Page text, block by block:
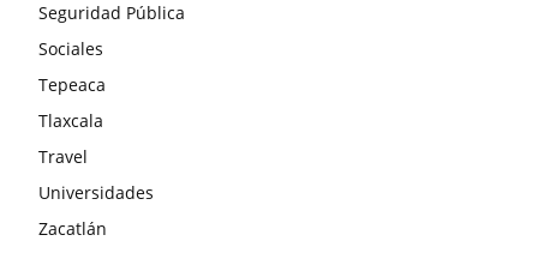
Seguridad Pública
Sociales
Tepeaca
Tlaxcala
Travel
Universidades
Zacatlán